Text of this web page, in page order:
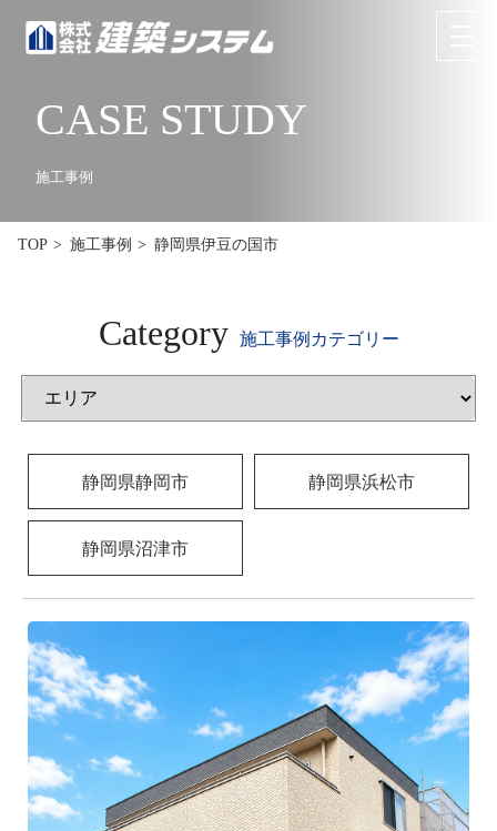
CASE STUDY
施工事例
TOP 施工事例 静岡県伊豆の国市
Category 施工事例カテゴリー
静岡県静岡市 静岡県浜松市
静岡県沼津市
お問い合わせ
HOME
商品ラインナップ
施工事例
リフォーム･リノベーション
ルームツアー
お知らせ
コラム
会社案内